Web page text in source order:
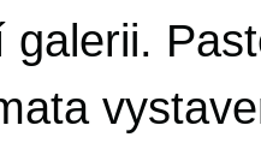
galerii.